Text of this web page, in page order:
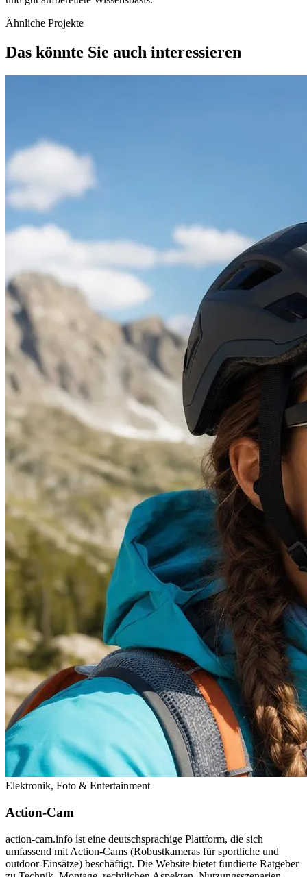
Ähnliche Projekte
Das könnte Sie auch interessieren
Elektronik, Foto & Entertainment
Action-Cam
action‑cam.info ist eine deutschsprachige Plattform, die sich
umfassend mit Action‑Cams (Robustkameras für sportliche und
outdoor‑Einsätze) beschäftigt. Die Website bietet fundierte Ratgeber